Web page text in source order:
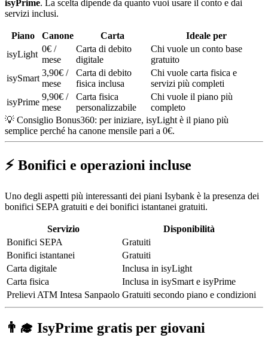
isyPrime. La scelta dipende da quanto vuoi usare il conto e dai
servizi inclusi.
Piano Canone Carta
Ideale per
isyLight
0€ /
mese
Carta di debito
digitale
Chi vuole un conto base
gratuito
isySmart
3,90€ /
mese
Carta di debito
fisica inclusa
Chi vuole carta fisica e
servizi più completi
isyPrime
9,90€ /
mese
Carta fisica
personalizzabile
Chi vuole il piano più
completo
💡 Consiglio Bonus360: per iniziare, isyLight è il piano più
semplice perché ha canone mensile pari a 0€.
⚡ Bonifici e operazioni incluse
Uno degli aspetti più interessanti dei piani Isybank è la presenza dei
bonifici SEPA gratuiti e dei bonifici istantanei gratuiti.
Servizio
Disponibilità
Bonifici SEPA
Gratuiti
Bonifici istantanei
Gratuiti
Carta digitale
Inclusa in isyLight
Carta fisica
Inclusa in isySmart e isyPrime
Prelievi ATM Intesa Sanpaolo Gratuiti secondo piano e condizioni
👨‍🎓 IsyPrime gratis per giovani